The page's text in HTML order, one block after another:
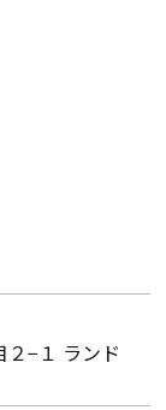
−１ ランド